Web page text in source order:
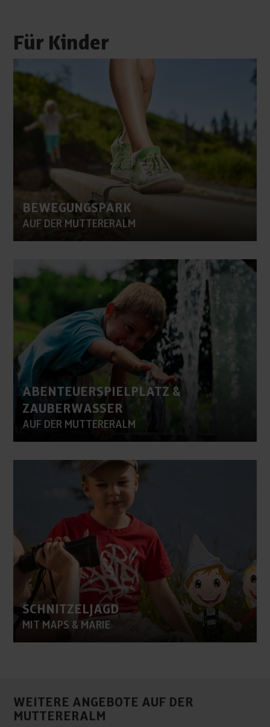
Für Kinder
BEWEGUNGSPARK
AUF DER MUTTERERALM
ABENTEUERSPIELPLATZ &
ZAUBERWASSER
AUF DER MUTTERERALM
SCHNITZELJAGD
MIT MAPS & MARIE
WEITERE ANGEBOTE AUF DER
MUTTERERALM